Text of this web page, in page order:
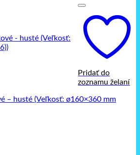
Pridať do
zoznamu želaní
– husté (Veľkosť: ø160×360 mm